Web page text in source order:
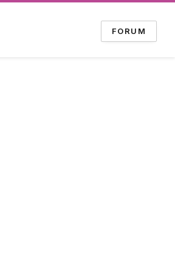
FORUM